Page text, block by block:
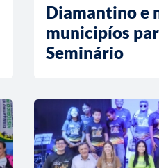
Diamantino e
municipíos
Seminário